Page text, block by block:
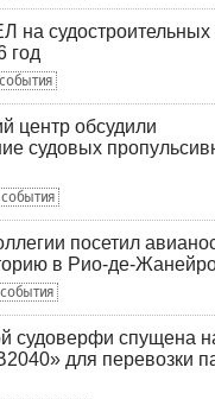
судостроительных
год
события
центр обсудили
судовых
события
посетил
в Рио-де-
события
судоверфи спущена
для перевозки